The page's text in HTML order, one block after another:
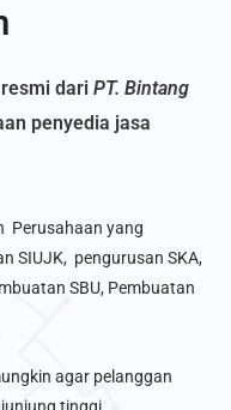
dari PT. Bintang
penyedia jasa
Perusahaan yang
SIUJK, pengurusan SKA,
SBU, Pembuatan
agar pelanggan
tinggi